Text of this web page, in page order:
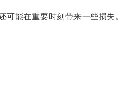
能在重要时刻带来一些损失。